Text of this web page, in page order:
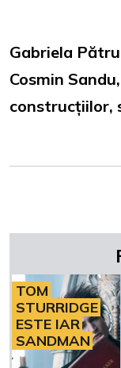
Gabriela
Cosmin
construcțiilor,
TOM
STURRIDGE
ESTE IAR
SANDMAN